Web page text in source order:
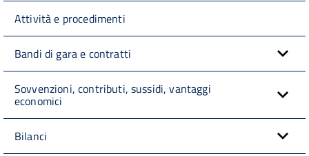
Attività e procedimenti
Bandi di gara e contratti
Sovvenzioni, contributi, sussidi, vantaggi
economici
Bilanci